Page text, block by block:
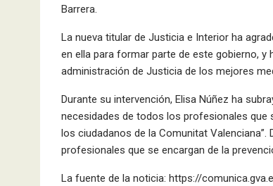
Barrera.
La nueva titular de Justicia e Interior ha
en ella para formar parte de este gobierno, y
administración de Justicia de los mejores
Durante su intervención, Elisa Núñez ha
necesidades de todos los profesionales que
los ciudadanos de la Comunitat
profesionales que se encargan de la
La fuente de la noticia: https://